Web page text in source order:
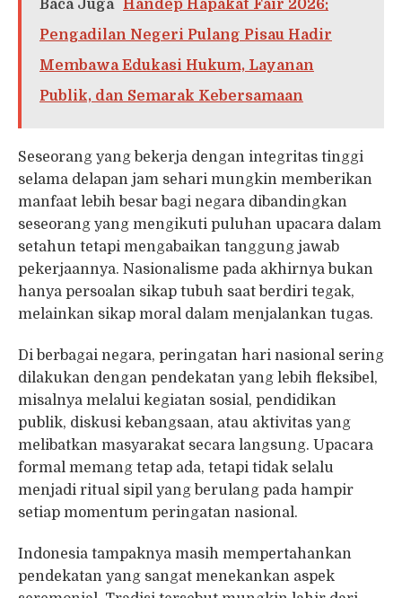
Baca Juga
Handep Hapakat Fair 2026:
Pengadilan Negeri Pulang Pisau Hadir
Membawa Edukasi Hukum, Layanan
Publik, dan Semarak Kebersamaan
Seseorang yang bekerja dengan integritas tinggi
selama delapan jam sehari mungkin memberikan
manfaat lebih besar bagi negara dibandingkan
seseorang yang mengikuti puluhan upacara dalam
setahun tetapi mengabaikan tanggung jawab
pekerjaannya. Nasionalisme pada akhirnya bukan
hanya persoalan sikap tubuh saat berdiri tegak,
melainkan sikap moral dalam menjalankan tugas.
Di berbagai negara, peringatan hari nasional sering
dilakukan dengan pendekatan yang lebih fleksibel,
misalnya melalui kegiatan sosial, pendidikan
publik, diskusi kebangsaan, atau aktivitas yang
melibatkan masyarakat secara langsung. Upacara
formal memang tetap ada, tetapi tidak selalu
menjadi ritual sipil yang berulang pada hampir
setiap momentum peringatan nasional.
Indonesia tampaknya masih mempertahankan
pendekatan yang sangat menekankan aspek